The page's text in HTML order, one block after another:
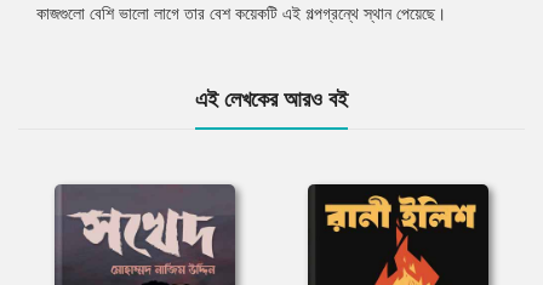
Article
কাজগুলো বেশি ভালো লাগে তার বেশ কয়েকটি এই গল্পগ্রন্থে স্থান পেয়েছে।
এই লেখকের আরও বই